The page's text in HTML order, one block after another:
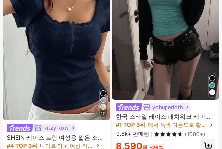
10
Ritzy Row
SHEIN 레이스 트림 여성용 짧은 소매
티셔츠, 슬림핏 여름 새 3버튼 전면 반
#4 TOP 3위
나이트 아웃 여성 티셔츠
yohuperloth
한국 스타일 레이스 패치워크 캐미솔
탱크 탑, Y2K 에스테틱, 스트리트웨어
캐주얼 여름
#1 TOP 3위
에서 녹색 다용도로 활용 가능한 데일리 탑
9.8k+ 판매됨
(1000+)
8,590원 -26%